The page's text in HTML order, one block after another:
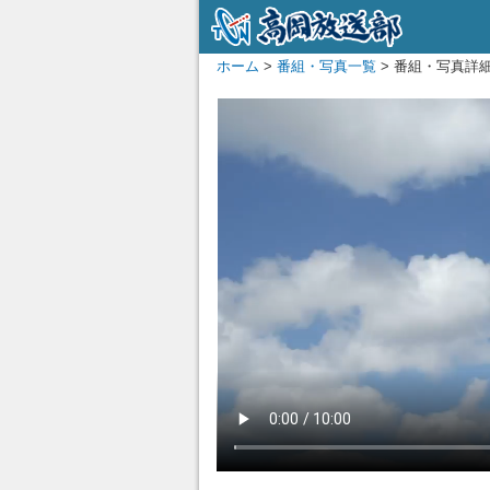
ホーム > 番組・写真一覧 > 番組・写真詳